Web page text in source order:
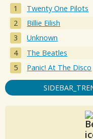
Twenty One Pilots
Billie Eilish
Unknown
The Beatles
Panic! At The Disco